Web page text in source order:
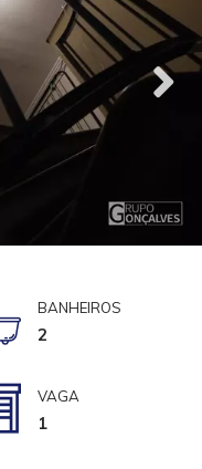
BANHEIROS
2
VAGA
1